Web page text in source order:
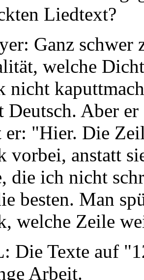
Liedtext?
Ganz
welche
nicht
Deutsch. Aber
er: "Hier. Die
vorbei, anstatt
die ich nicht
besten. Man
welche Zeile
Die Texte auf
Arbeit.